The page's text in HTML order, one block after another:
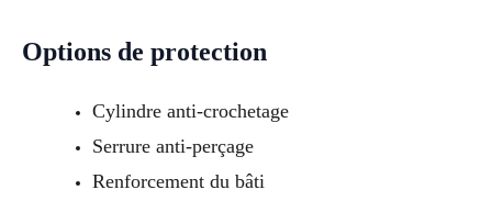
Options de protection
Cylindre anti-crochetage
Serrure anti-perçage
Renforcement du bâti